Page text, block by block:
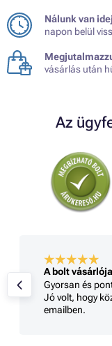
Nálunk van
napon belül
vásárlás után
Az
A bolt vásárlója
Gyorsan és
Jó volt, hogy
emailben.